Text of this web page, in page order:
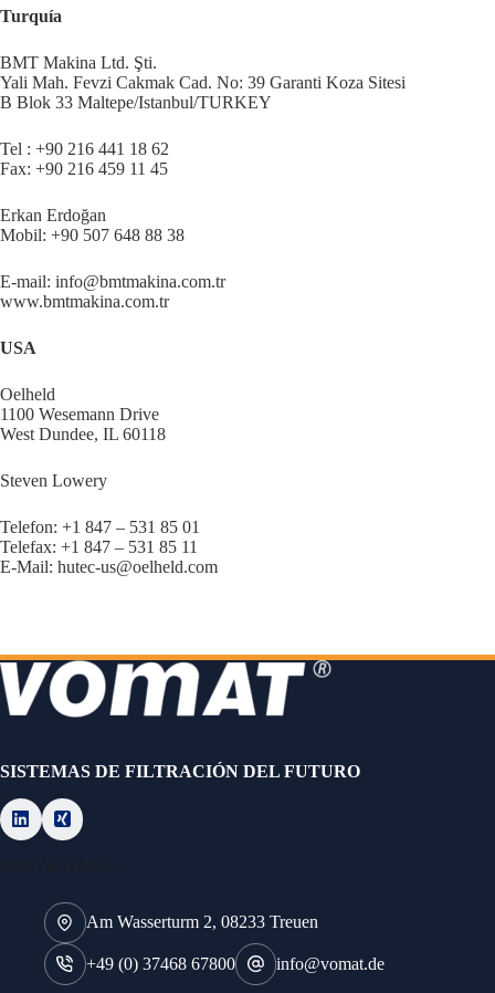
Turquía
BMT Makina Ltd. Şti.
Yali Mah. Fevzi Cakmak Cad. No: 39 Garanti Koza Sitesi
B Blok 33 Maltepe/Istanbul/TURKEY
Tel : +90 216 441 18 62
Fax: +90 216 459 11 45
Erkan Erdoğan
Mobil: +90 507 648 88 38
E-mail: info@bmtmakina.com.tr
www.bmtmakina.com.tr
USA
Oelheld
1100 Wesemann Drive
West Dundee, IL 60118
Steven Lowery
Telefon: +1 847 – 531 85 01
Telefax: +1 847 – 531 85 11
E-Mail: hutec-us@oelheld.com
SISTEMAS DE FILTRACIÓN DEL FUTURO
Am Wasserturm 2, 08233 Treuen
+49 (0) 37468 67800 info@vomat.de